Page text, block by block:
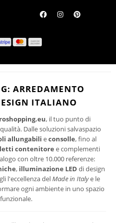
design, promozioni riservate e
finalità connesse all'invio delle newsletter.
dati personali consultare la privacy policy
ARREDAMENTO
ITALIANO
, il tuo punto di
Dalle soluzioni salvaspazio
allungabili econsolle, fino al
letti contenitore e complementi
con oltre 10.000 referenze:
, illuminazione LED di design
l'eccellenza delMade in Italye le
ogni ambiente in uno spazio